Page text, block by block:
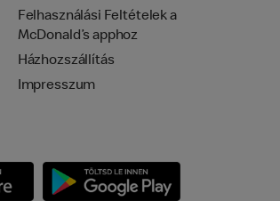
Felhasználási Feltételek a
McDonald’s apphoz
Házhozszállítás
Impresszum